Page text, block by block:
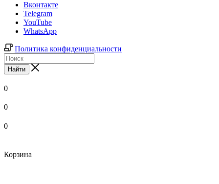
Вконтакте
Telegram
YouTube
WhatsApp
Политика конфиденциальности
Найти
0
0
0
Корзина